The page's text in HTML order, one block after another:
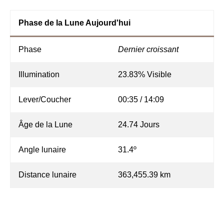
Phase de la Lune Aujourd'hui
Phase Dernier croissant
Illumination 23.83% Visible
Lever/Coucher 00:35 / 14:09
Âge de la Lune 24.74 Jours
Angle lunaire 31.4º
Distance lunaire 363,455.39 km